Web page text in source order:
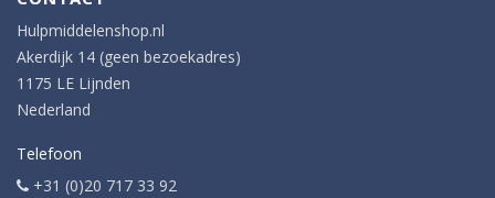
Hulpmiddelenshop.nl
Akerdijk 14 (geen bezoekadres)
1175 LE Lijnden
Nederland
Telefoon
+31 (0)20 717 33 92